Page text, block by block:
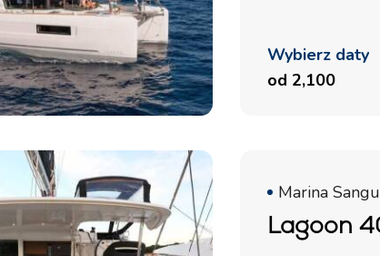
Wybierz daty
od 2,100
Marina
Lagoon
Czarter katamaranów Bali
Region Żeglarski Istria
Region Żeglarski Kvarner